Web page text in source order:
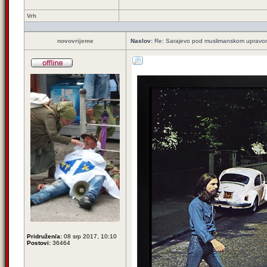
Vrh
novovrijeme Naslov: Re: Sarajevo pod muslimanskom
Pridružen/a: 08 srp 2017, 10:10
Postovi: 36464